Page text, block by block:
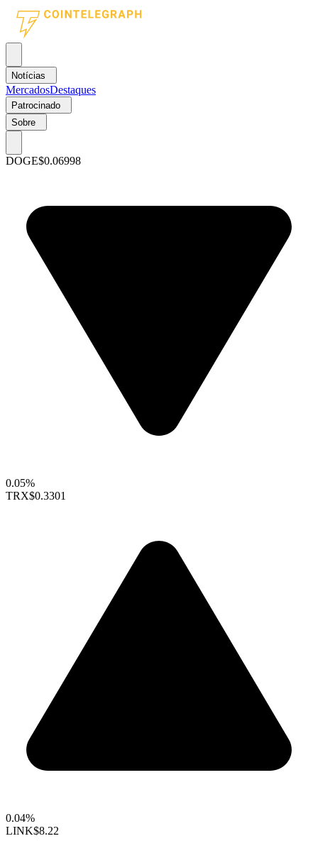
Notícias
MercadosDestaques
Patrocinado
Sobre
DOGE$0.06998
0.05%
TRX$0.3301
0.04%
LINK$8.22